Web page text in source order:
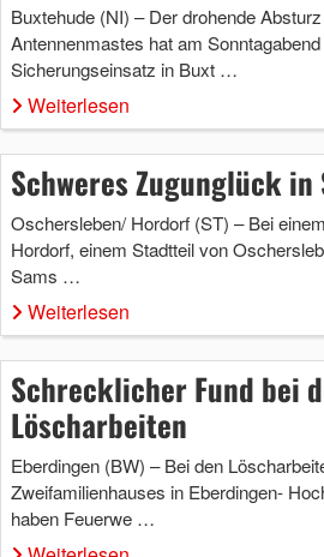
Buxtehude (NI) – Der drohende
Antennenmastes hat am
Sicherungseinsatz in Buxt …
Weiterlesen
Schweres Zugunglück
Oschersleben/ Hordorf (ST) – Bei
Hordorf, einem Stadtteil von
Sams …
Weiterlesen
Schrecklicher Fund bei
Löscharbeiten
Eberdingen (BW) – Bei den
Zweifamilienhauses in Eberdingen-
haben Feuerwe …